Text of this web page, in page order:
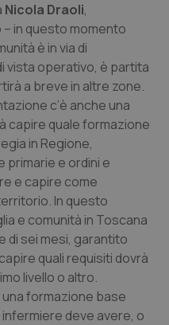
Nicola Draoli,
in questo momento
è in via di
vista operativo, è partita
a breve in altre zone.
c’è anche una
capire quale formazione
in Regione,
primarie e ordini e
e capire come
In questo
e comunità in Toscana
di sei mesi, garantito
quali requisiti dovrà
livello o altro.
formazione base
deve avere, o
Scadenza
1 anno 1
mese
Questo
cookie
utilizzato
da Google
Analytics
/Dominio Scadenza
LLC
5 mesi 4
settimane